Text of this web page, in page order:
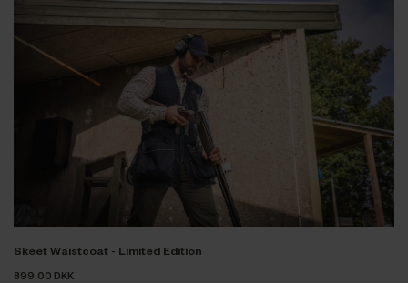
Skeet Waistcoat - Limited Edition
899.00 DKK